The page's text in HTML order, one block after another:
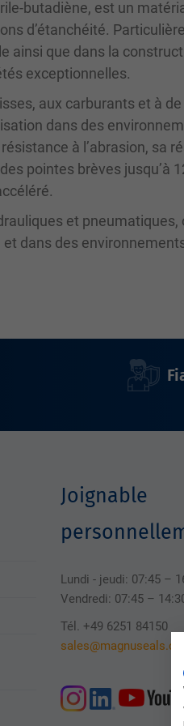
butadiène, est un
d’étanchéité.
ainsi que dans la
exceptionnelles.
aux carburants et à
dans des
à l’abrasion, sa
pointes brèves jusqu’à
et pneumatiques,
dans des
Joignable
Lundi - jeudi: 07:45 –
Vendredi: 07:45 –
Tél. +49 6251 84150